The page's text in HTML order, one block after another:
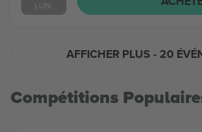
LUN.
AFFICHER PLUS - 20
Compétitions